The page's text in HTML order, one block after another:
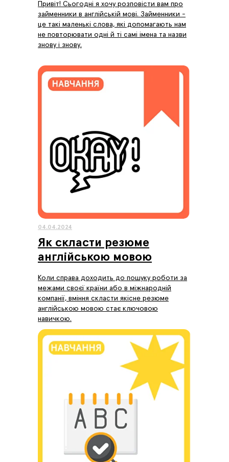
Привіт! Сьогодні я хочу розповісти вам про
займенники в англійській мові. Займенники -
це такі маленькі слова, які допомагають нам
не повторювати одні й ті самі імена та назви
знову і знову.
Як скласти резюме
англійською мовою
Коли справа доходить до пошуку роботи за
межами своєї країни або в міжнародній
компанії, вміння скласти якісне резюме
англійською мовою стає ключовою
навичкою.
04.04.2024